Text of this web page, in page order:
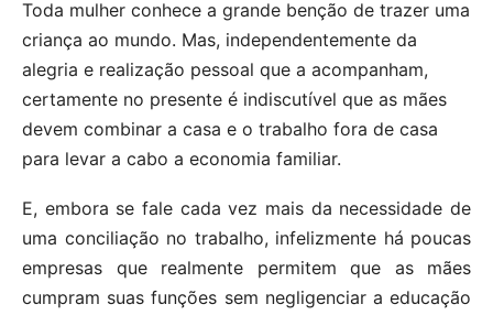
Toda mulher conhece a grande benção de trazer uma
criança ao mundo. Mas, independentemente da
alegria e realização pessoal que a acompanham,
certamente no presente é indiscutível que as mães
devem combinar a casa e o trabalho fora de casa
para levar a cabo a economia familiar.
E, embora se fale cada vez mais da necessidade de
uma conciliação no trabalho, infelizmente há poucas
empresas que realmente permitem que as mães
cumpram suas funções sem negligenciar a educação